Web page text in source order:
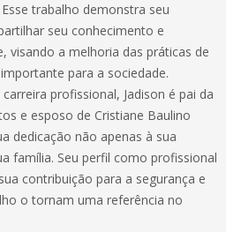
trabalho demonstra seu
seu conhecimento e
visando a melhoria das práticas de
para a sociedade.
profissional, Jadison é pai da
e esposo de Cristiane Baulino
dedicação não apenas à sua
família. Seu perfil como profissional
contribuição para a segurança e
o tornam uma referência no